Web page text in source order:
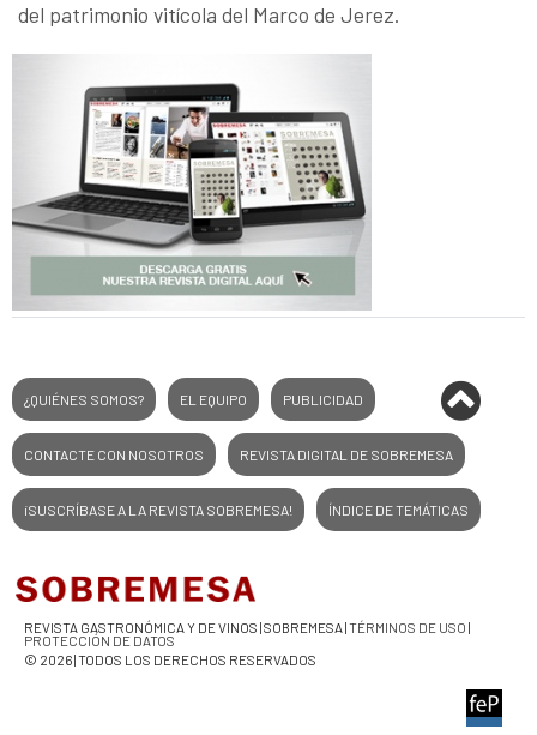
del patrimonio vitícola del Marco de Jerez.
¿QUIÉNES SOMOS? EL EQUIPO PUBLICIDAD
CONTACTE CON NOSOTROS REVISTA DIGITAL DE SOBREMESA
¡SUSCRÍBASE A LA REVISTA SOBREMESA! ÍNDICE DE TEMÁTICAS
REVISTA GASTRONÓMICA Y DE VINOS | SOBREMESA |TÉRMINOS DE USO |
PROTECCIÓN DE DATOS
© 2026 | TODOS LOS DERECHOS RESERVADOS